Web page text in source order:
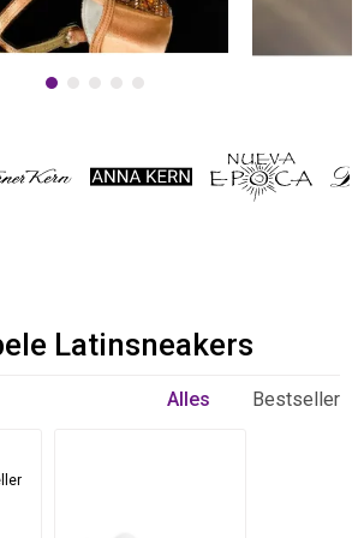
Latinsneakers
Alles Bestseller